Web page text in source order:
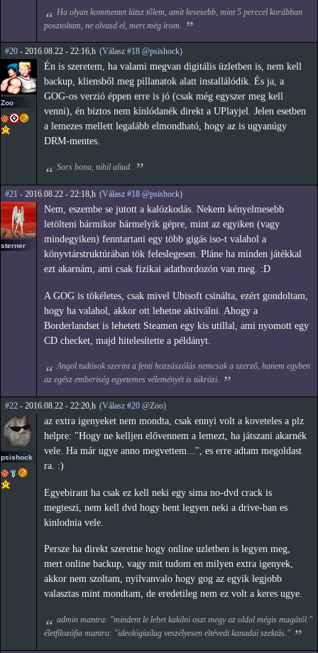
Ha olyan kommentet látsz tőlem, amit kevesebb, mint 5 perccel korábban
posztoltam, ne olvasd el, mert még írom.
#20 - 2016.08.22 - 22:16,h (Válasz #18 @psishock)
Zoo
Én is szeretem, ha valami megvan digitális üzletben is, nem kell
backup, kliensből meg pillanatok alatt installálódik. És ja, a
GOG-os verzió éppen erre is jó (csak még egyszer meg kell
venni), én biztos nem kínlódanék direkt a UPlayjel. Jelen esetben
a lemezes mellett legalább elmondható, hogy az is ugyanúgy
DRM-mentes.
Sors bona, nihil aliud.
#21 - 2016.08.22 - 22:18,h (Válasz #18 @psishock)
sterner
Nem, eszembe se jutott a kalózkodás. Nekem kényelmesebb
letölteni bármikor bármelyik gépre, mint az egyiken (vagy
mindegyiken) fenntartani egy több gigás iso-t valahol a
könyvtárstruktúrában tök feleslegesen. Pláne ha minden játékkal
ezt akarnám, ami csak fizikai adathordozón van meg. :D
A GOG is tökéletes, csak mivel Ubisoft csinálta, ezért gondoltam,
hogy ha valahol, akkor ott lehetne aktiválni. Ahogy a
Borderlandset is lehetett Steamen egy kis utillal, ami nyomott egy
CD checket, majd hitelesítette a példányt.
Angol tudósok szerint a fenti hozzászólás nemcsak a szerző, hanem egyben
az egész emberiség egyetemes véleményét is tükrözi.
#22 - 2016.08.22 - 22:20,h (Válasz #20 @Zoo)
psishock
az extra igenyeket nem mondta, csak ennyi volt a koveteles a plz
helpre: "Hogy ne kelljen elővennem a lemezt, ha játszani akarnék
vele. Ha már ugye anno megvettem...", es erre adtam megoldast
ra. :)
Egyebirant ha csak ez kell neki egy sima no-dvd crack is
megteszi, nem kell dvd hogy bent legyen neki a drive-ban es
kinlodnia vele.
Persze ha direkt szeretne hogy online uzletben is legyen meg,
mert online backup, vagy mit tudom en milyen extra igenyek,
akkor nem szoltam, nyilvanvalo hogy gog az egyik legjobb
valasztas mint mondtam, de eredetileg nem ez volt a keres ugye.
admin mantra: "mindent le lehet kakilni oszt megy az oldal mégis magától."
életfilozófia mantra: "ideológiailag veszélyesen eltévedt kanadai szektás."